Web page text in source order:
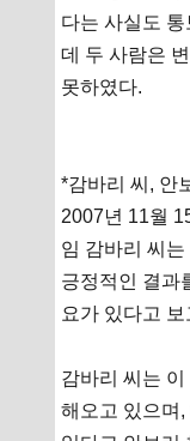
다는 사실도
데 두 사람은
못하였다.
*감바리 씨, 안
2007년 11월
임 감바리 씨는
긍정적인 결과
요가 있다고
감바리 씨는
해오고 있으며